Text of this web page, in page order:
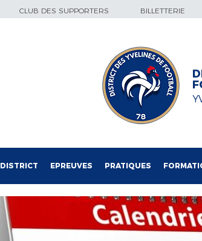
CLUB DES SUPPORTERS BILLETTERIE
DISTRICT EPREUVES PRATIQUES